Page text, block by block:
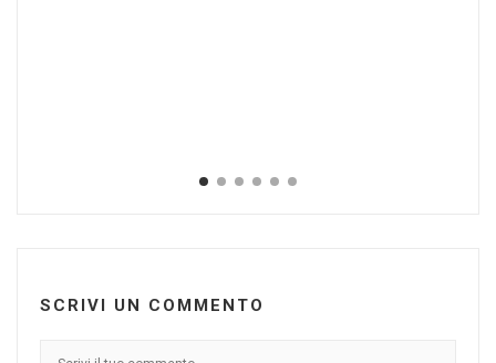
SCRIVI UN COMMENTO